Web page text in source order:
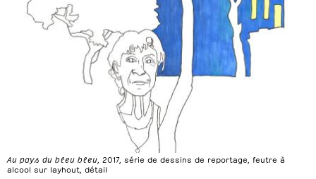
Au pays du bleu bleu , 2017, série de dessins de reportage, feutre à
alcool sur layhout, détail